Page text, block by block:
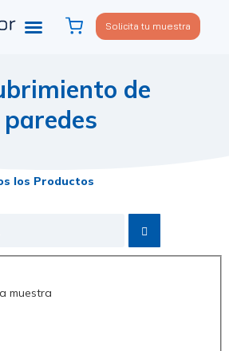
Solicita tu muestra
de
paredes
los Productos
muestra